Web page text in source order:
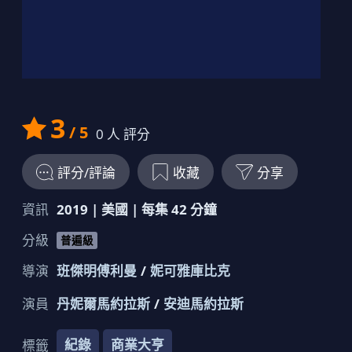
3 / 5 0 人 評分
評分/評論 收藏 分享
資訊 2019 | 美國 | 每集42分鐘
分級
普遍級
導演 班傑明傅利曼
妮可雅庫比克
演員 丹妮爾馬約拉斯 安迪馬約拉斯
標籤 紀錄 商業大亨